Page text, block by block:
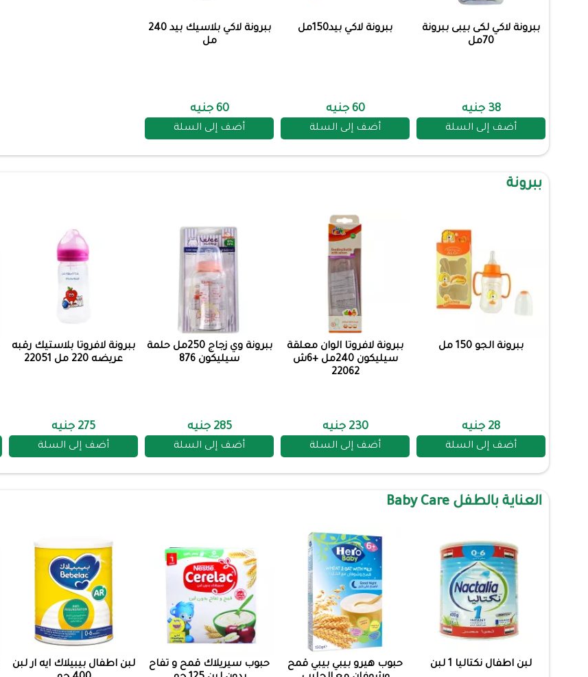
ببرونة لاكي لكى بيبى ببرونة
70مل
38 جنيه
أضف إلى السلة
ببرونة لاكي بيد150مل
60 جنيه
أضف إلى السلة
ببرونة لاكي بلاسيك بيد 240
مل
60 جنيه
أضف إلى السلة
ببرونة
ببرونة الجو 150 مل
28 جنيه
أضف إلى السلة
ببرونة لافروتا الوان معلقة
سيليكون 240مل +6ش
22062
230 جنيه
أضف إلى السلة
ببرونة وي زجاج 250مل حلمة
سيليكون 876
285 جنيه
أضف إلى السلة
ببرونة لافروتا بلاستيك رقبه
عريضه 220 مل 22051
275 جنيه
أضف إلى السلة
العناية بالطفل Baby Care
لبن اطفال نكتاليا 1 لبن
حبوب هيرو بيبي بيبي قمح
حبوب سيريلاك قمح و تفاح
لبن اطفال بيبيلاك ايه ار لبن